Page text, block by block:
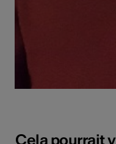
Cela pourrait